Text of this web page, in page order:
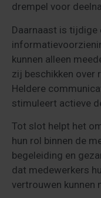
drempel voor
Daarnaast is tijdige
kunnen alleen
zij beschikken over
Heldere
stimuleert actieve
Tot slot helpt het
hun rol binnen de
begeleiding en
dat medewerkers
vertrouwen kunnen